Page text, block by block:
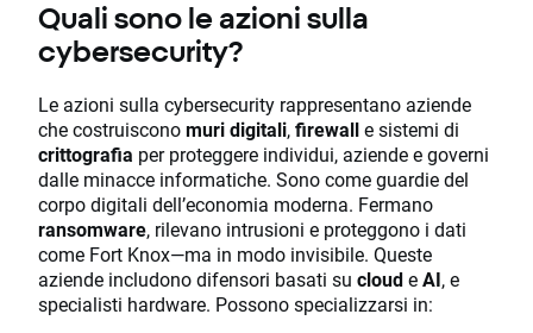
Quali sono le azioni sulla
cybersecurity?
Le azioni sulla cybersecurity rappresentano aziende
che costruisconomuri digitali,firewalle sistemi di
crittografia per proteggere individui, aziende e governi
dalle minacce informatiche. Sono come guardie del
corpo digitali dell’economia moderna. Fermano
ransomware, rilevano intrusioni e proteggono i dati
come Fort Knox—ma in modo invisibile. Queste
aziende includono difensori basati su cloudeAI, e
specialisti hardware. Possono specializzarsi in: